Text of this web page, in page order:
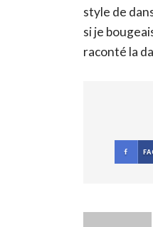
style de
si je
raconté la